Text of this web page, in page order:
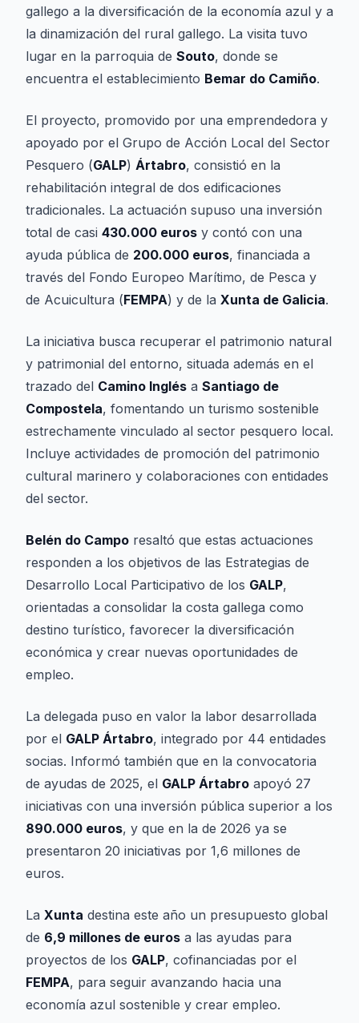
gallego a la diversificación de la economía azul y a
la dinamización del rural gallego. La visita tuvo
lugar en la parroquia de Souto, donde se
encuentra el establecimiento Bemar do Camiño.
El proyecto, promovido por una emprendedora y
apoyado por el Grupo de Acción Local del Sector
Pesquero (GALP) Ártabro, consistió en la
rehabilitación integral de dos edificaciones
tradicionales. La actuación supuso una inversión
total de casi 430.000 euros y contó con una
ayuda pública de 200.000 euros, financiada a
través del Fondo Europeo Marítimo, de Pesca y
de Acuicultura (FEMPA) y de la Xunta de Galicia.
La iniciativa busca recuperar el patrimonio natural
y patrimonial del entorno, situada además en el
trazado del Camino Inglés a Santiago de
Compostela, fomentando un turismo sostenible
estrechamente vinculado al sector pesquero local.
Incluye actividades de promoción del patrimonio
cultural marinero y colaboraciones con entidades
del sector.
Belén do Campo resaltó que estas actuaciones
responden a los objetivos de las Estrategias de
Desarrollo Local Participativo de los GALP,
orientadas a consolidar la costa gallega como
destino turístico, favorecer la diversificación
económica y crear nuevas oportunidades de
empleo.
La delegada puso en valor la labor desarrollada
por el GALP Ártabro, integrado por 44 entidades
socias. Informó también que en la convocatoria
de ayudas de 2025, el GALP Ártabro apoyó 27
iniciativas con una inversión pública superior a los
890.000 euros, y que en la de 2026 ya se
presentaron 20 iniciativas por 1,6 millones de
euros.
La Xunta destina este año un presupuesto global
de 6,9 millones de euros a las ayudas para
proyectos de los GALP, cofinanciadas por el
FEMPA, para seguir avanzando hacia una
economía azul sostenible y crear empleo.